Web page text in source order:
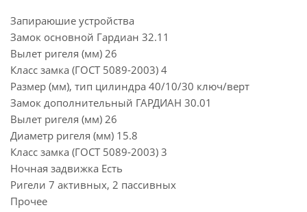
Запираюшие устройства
Замок основной Гардиан 32.11
Вылет ригеля (мм) 26
Класс замка (ГОСТ 5089-2003) 4
Размер (мм), тип цилиндра 40/10/30 ключ/верт
Замок дополнительный ГАРДИАН 30.01
Вылет ригеля (мм) 26
Диаметр ригеля (мм) 15.8
Класс замка (ГОСТ 5089-2003) 3
Ночная задвижка Есть
Ригели 7 активных, 2 пассивных
Прочее